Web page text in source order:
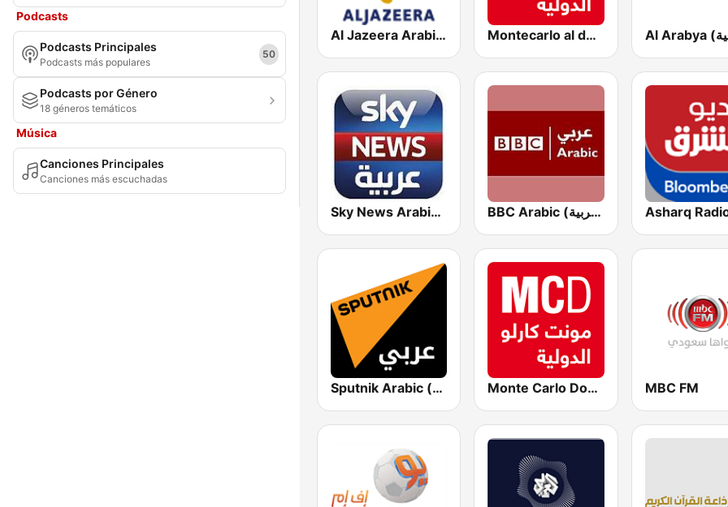
Podcasts
Podcasts Principales
Podcasts más populares
50
Podcasts por Género
18 géneros temáticos
Música
Canciones Principales
Canciones más escuchadas
Al Jazeera Arabic (قناة الجزيرة) Montecarlo al doualiya (مونت كارلو الدولية)
Sky News Arabia (سكاي نيوز عربية) BBC Arabic (إذاعة بي بي سي العربية)
Sputnik Arabic (عربي) Monte Carlo Doualiya MBC FM